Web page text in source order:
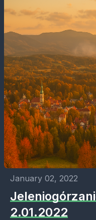
January 02, 2022
2.01.2022